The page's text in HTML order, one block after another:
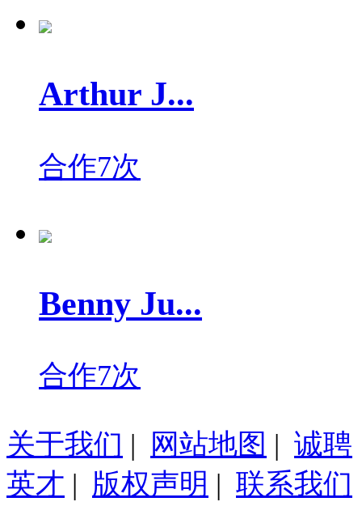
Arthur J...
合作7次
Benny Ju...
合作7次
关于我们 | 网站地图 | 诚聘
英才 | 版权声明 | 联系我们